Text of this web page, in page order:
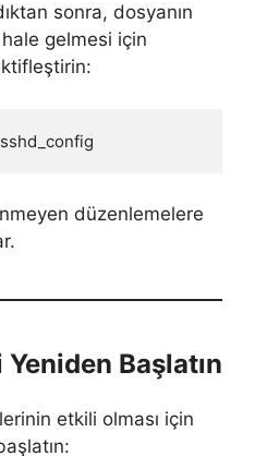
sonra, dosyanın
gelmesi için
düzenlemelere
Başlatın
etkili olması için